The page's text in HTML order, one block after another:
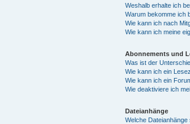
Weshalb erhalte ich
Warum bekomme ich
Wie kann ich nach
Wie kann ich meine
Abonnements und
Was ist der
Wie kann ich ein
Wie kann ich ein
Wie deaktiviere ich
Dateianhänge
Welche